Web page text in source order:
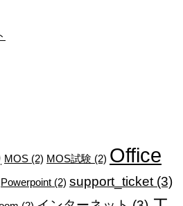
MOS (2) MOS試験 (2) Office
Powerpoint (2) support_ticket(3)